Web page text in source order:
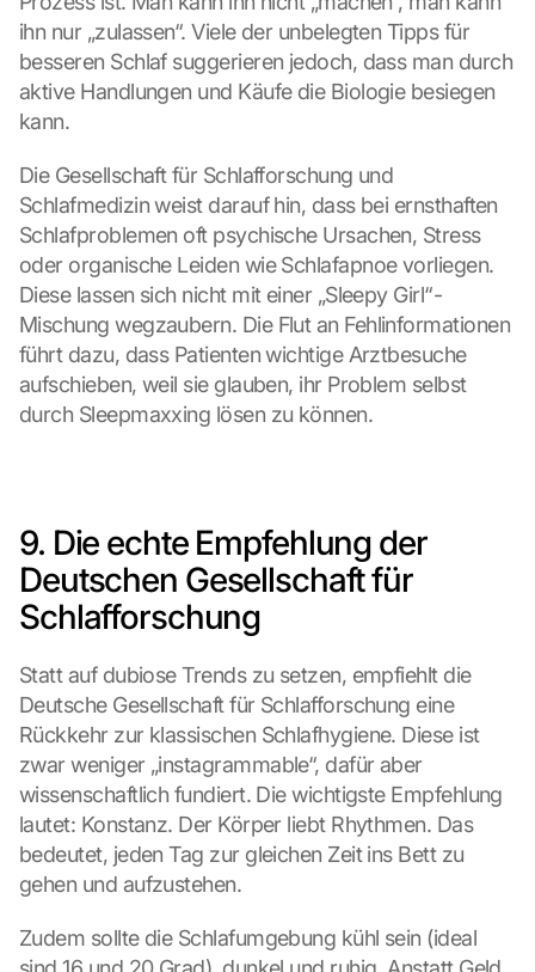
ihn nur „zulassen“. Viele der unbelegten Tipps für
besseren Schlaf suggerieren jedoch, dass man durch
aktive Handlungen und Käufe die Biologie besiegen
kann.
Die Gesellschaft für Schlafforschung und
Schlafmedizin weist darauf hin, dass bei ernsthaften
Schlafproblemen oft psychische Ursachen, Stress
oder organische Leiden wie Schlafapnoe vorliegen.
Diese lassen sich nicht mit einer „Sleepy Girl“-
Mischung wegzaubern. Die Flut an Fehlinformationen
führt dazu, dass Patienten wichtige Arztbesuche
aufschieben, weil sie glauben, ihr Problem selbst
durch Sleepmaxxing lösen zu können.
9. Die echte Empfehlung der
Deutschen Gesellschaft für
Schlafforschung
Statt auf dubiose Trends zu setzen, empfiehlt die
Deutsche Gesellschaft für Schlafforschung eine
Rückkehr zur klassischen Schlafhygiene. Diese ist
zwar weniger „instagrammable“, dafür aber
wissenschaftlich fundiert. Die wichtigste Empfehlung
lautet: Konstanz. Der Körper liebt Rhythmen. Das
bedeutet, jeden Tag zur gleichen Zeit ins Bett zu
gehen und aufzustehen.
Zudem sollte die Schlafumgebung kühl sein (ideal
a
d
G
o
o
l
e
:
B
y
i
c
n
g
o
h
s